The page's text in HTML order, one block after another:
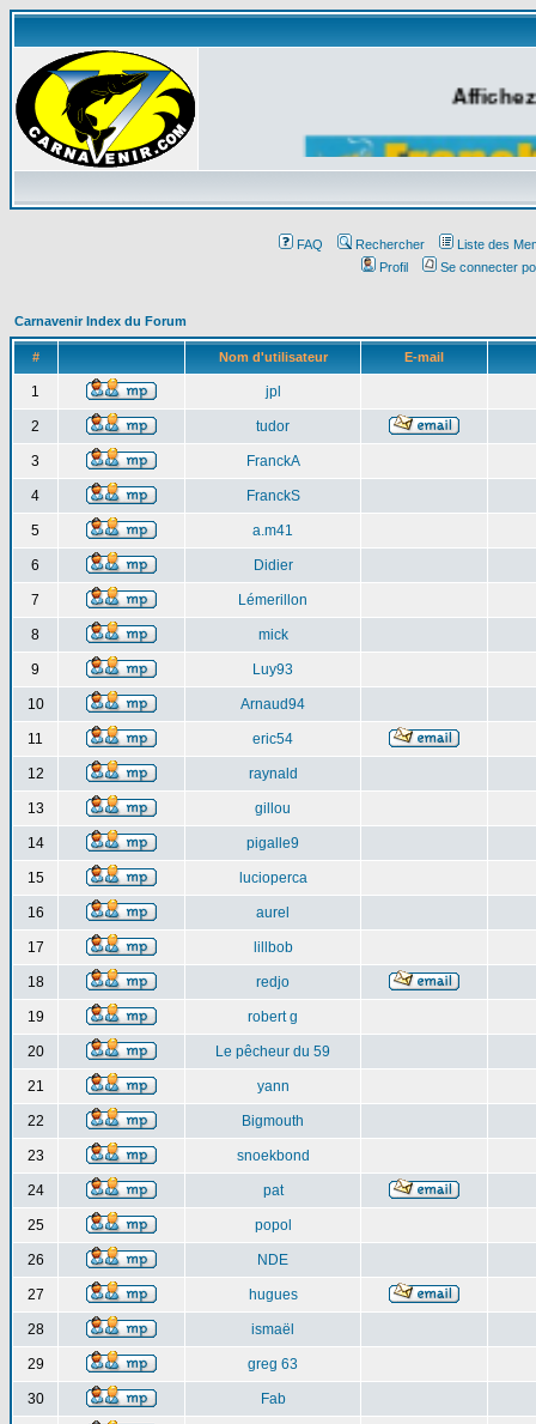
FAQ Rechercher
Liste des
Profil
Se connecter
Carnavenir Index du Forum
# Nom d'utilisateur E-mail
1 jpl
2 tudor
3 FranckA
4 FranckS
5 a.m41
6 Didier
7 Lémerillon
8 mick
9 Luy93
10 Arnaud94
11 eric54
12 raynald
13 gillou
14 pigalle9
15 lucioperca
16 aurel
17 lillbob
18 redjo
19 robert g
20 Le pêcheur du 59
21 yann
22 Bigmouth
23 snoekbond
24 pat
25 popol
26 NDE
27 hugues
28 ismaël
29 greg 63
30 Fab